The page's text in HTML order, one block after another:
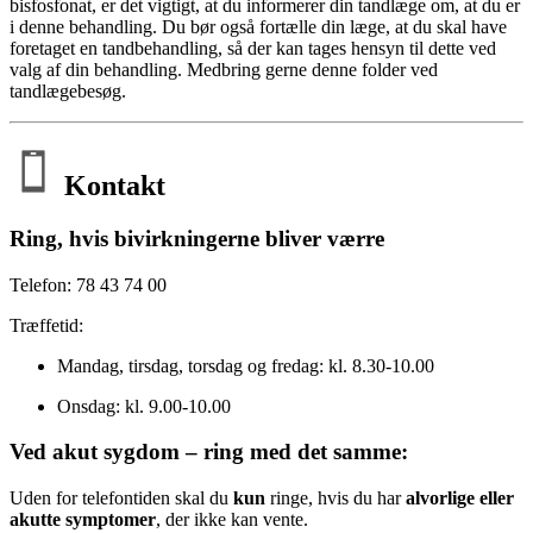
bisfosfonat, er det vigtigt, at du informerer din tandlæge om, at du er
i denne behandling. Du bør også fortælle din læge, at du skal have
foretaget en tandbehandling, så der kan tages hensyn til dette ved
valg af din behandling. Medbring gerne denne folder ved
tandlægebesøg.
Kontakt
Ring, hvis bivirkningerne bliver værre
Telefon: 78 43 74 00
Træffetid:
Mandag, tirsdag, torsdag og fredag: kl. 8.30-10.00
Onsdag: kl. 9.00-10.00
Ved akut sygdom – ring med det samme:
Uden for telefontiden skal du kun ringe, hvis du haralvorlige eller
akutte symptomer, der ikke kan vente.